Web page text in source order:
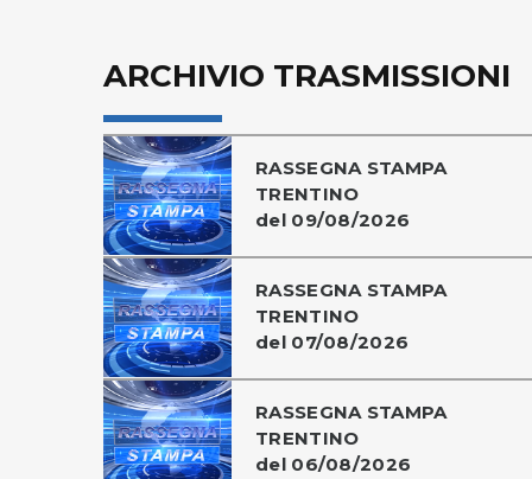
ARCHIVIO TRASMISSIONI
RASSEGNA STAMPA
TRENTINO
del 09/08/2026
RASSEGNA STAMPA
TRENTINO
del 07/08/2026
RASSEGNA STAMPA
TRENTINO
del 06/08/2026